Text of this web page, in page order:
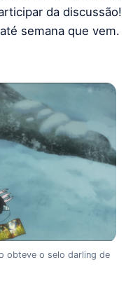
da discussão!
semana que vem.
obteve o selo darling de